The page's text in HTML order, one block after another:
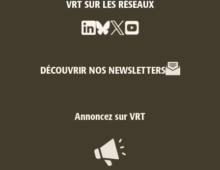
VRT SUR LES RÉSEAUX
DÉCOUVRIR NOS NEWSLETTERS
Annoncez sur VRT